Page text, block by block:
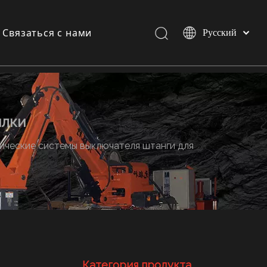
Связаться с нами
Pусский
English
системы выключателя штанги для